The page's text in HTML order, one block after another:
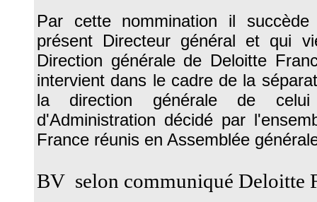
Par cette nommination il
présent Directeur général et qui
Direction générale de Deloitte
intervient dans le cadre de la
la direction générale de
d'Administration décidé par
France réunis en Assemblée
BV selon communiqué Deloitte